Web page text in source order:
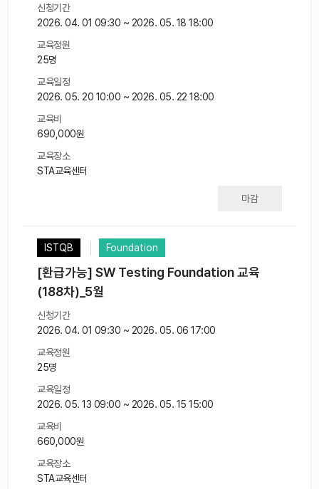
신청기간
2026. 04. 01 09:30 ~ 2026. 05. 18 18:00
교육정원
25명
교육일정
2026. 05. 20 10:00 ~ 2026. 05. 22 18:00
교육비
690,000원
교육장소
STA교육센터
마감
ISTQB Foundation
[환급가능] SW Testing Foundation 교육
(188차)_5월
신청기간
2026. 04. 01 09:30 ~ 2026. 05. 06 17:00
교육정원
25명
교육일정
2026. 05. 13 09:00 ~ 2026. 05. 15 15:00
교육비
660,000원
교육장소
STA교육센터